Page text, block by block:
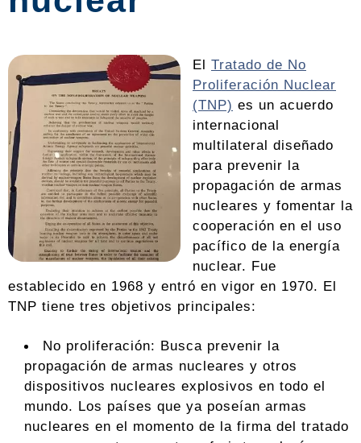
El Tratado de No
Proliferación Nuclear
(TNP) es un acuerdo
internacional
multilateral diseñado
para prevenir la
propagación de armas
nucleares y fomentar la
cooperación en el uso
pacífico de la energía
nuclear. Fue
establecido en 1968 y entró en vigor en 1970. El
TNP tiene tres objetivos principales:
No proliferación: Busca prevenir la
propagación de armas nucleares y otros
dispositivos nucleares explosivos en todo el
mundo. Los países que ya poseían armas
nucleares en el momento de la firma del tratado